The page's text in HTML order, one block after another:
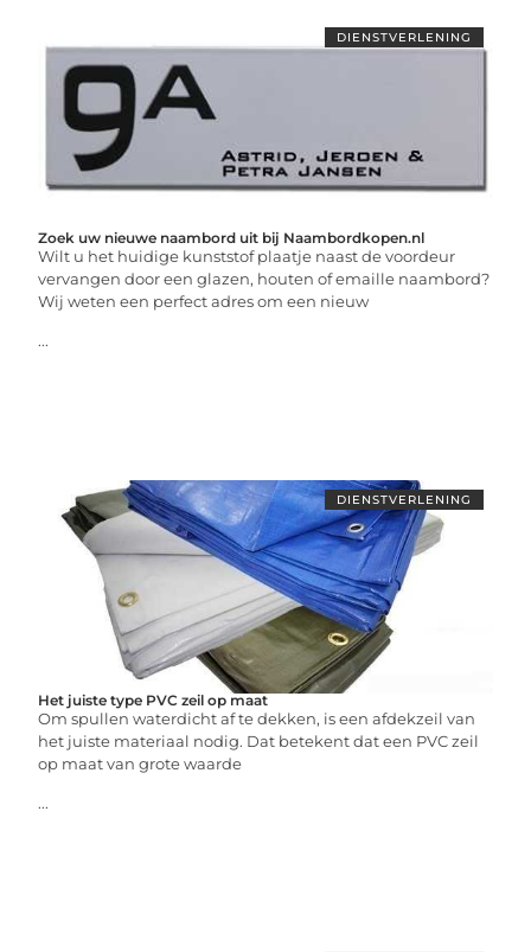
DIENSTVERLENING
Zoek uw nieuwe naambord uit bij Naambordkopen.nl
Wilt u het huidige kunststof plaatje naast de voordeur
vervangen door een glazen, houten of emaille naambord?
Wij weten een perfect adres om een nieuw
...
DIENSTVERLENING
Het juiste type PVC zeil op maat
Om spullen waterdicht af te dekken, is een afdekzeil van
het juiste materiaal nodig. Dat betekent dat een PVC zeil
op maat van grote waarde
...